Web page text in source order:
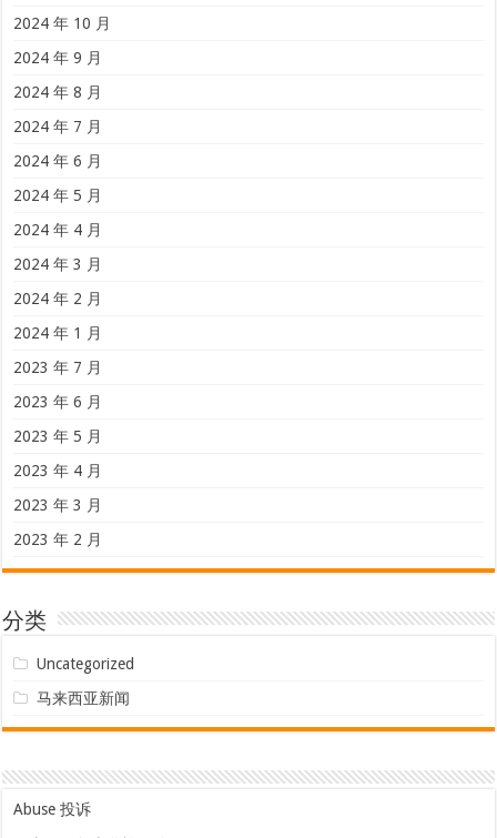
2024 年 10 月
2024 年 9 月
2024 年 8 月
2024 年 7 月
2024 年 6 月
2024 年 5 月
2024 年 4 月
2024 年 3 月
2024 年 2 月
2024 年 1 月
2023 年 7 月
2023 年 6 月
2023 年 5 月
2023 年 4 月
2023 年 3 月
2023 年 2 月
分类
Uncategorized
马来西亚新闻
Abuse 投诉